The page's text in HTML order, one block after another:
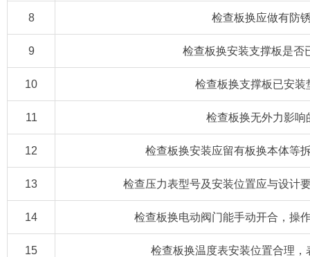
8 检查板换应做有防
9 检查板换安装支撑板是否
10 检查板换支撑板已安装
11 检查板换无外力影响
12 检查板换安装应留有板换本体等
13 检查压力表型号及安装位置应与设计
14 检查板换电动阀门能手动开合，操
15 检查板换温度表安装位置合理，